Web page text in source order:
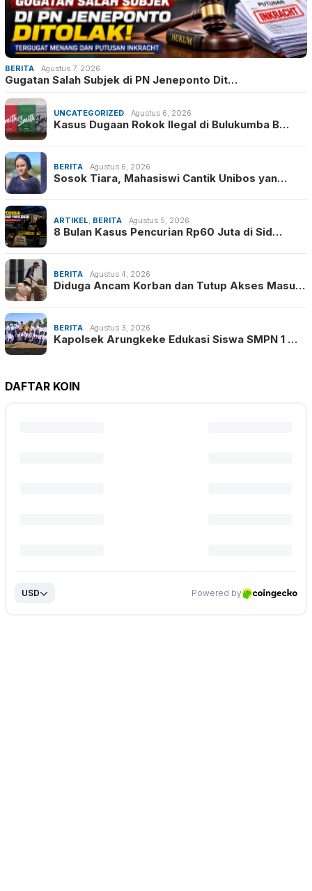
BERITA Agustus 7, 2026
Gugatan Salah Subjek di PN Jeneponto Dit…
UNCATEGORIZED Agustus 6, 2026
Kasus Dugaan Rokok Ilegal di Bulukumba B…
BERITA Agustus 6, 2026
Sosok Tiara, Mahasiswi Cantik Unibos yan…
ARTIKEL, BERITA Agustus 5, 2026
8 Bulan Kasus Pencurian Rp60 Juta di Sid…
BERITA Agustus 4, 2026
Diduga Ancam Korban dan Tutup Akses Masu…
BERITA Agustus 3, 2026
Kapolsek Arungkeke Edukasi Siswa SMPN 1 …
DAFTAR KOIN